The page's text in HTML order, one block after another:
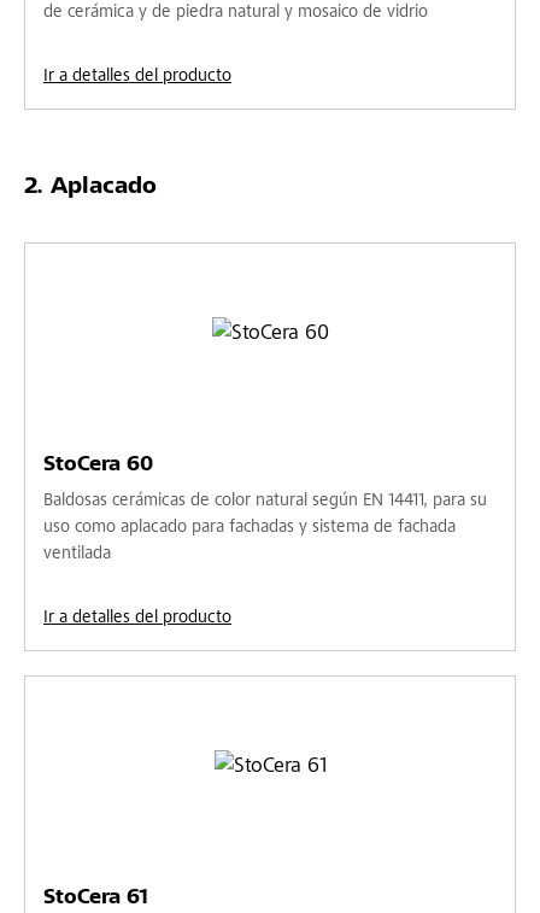
de cerámica y de piedra natural y mosaico de vidrio
Ir a detalles del producto
Aplacado
StoCera 60
Baldosas cerámicas de color natural según EN 14411, para su
uso como aplacado para fachadas y sistema de fachada
ventilada
Ir a detalles del producto
StoCera 61